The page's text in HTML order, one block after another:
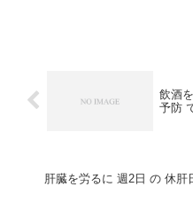
飲酒
予防
肝臓を労るに 週2日 の 休肝